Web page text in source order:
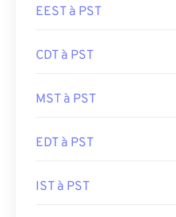
EEST à PST
CDT à PST
MST à PST
EDT à PST
IST à PST